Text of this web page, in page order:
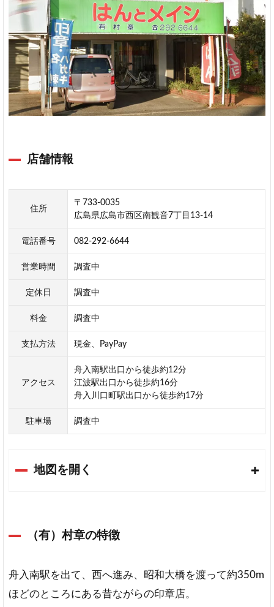
店舗情報
住所
〒733-0035
広島県広島市西区南観音7丁目13-14
電話番号 082-292-6644
営業時間 調査中
定休日 調査中
料金 調査中
支払方法 現金、PayPay
アクセス
舟入南駅出口から徒歩約12分
江波駅出口から徒歩約16分
舟入川口町駅出口から徒歩約17分
駐車場 調査中
地図を開く
（有）村章の特徴
舟入南駅を出て、西へ進み、昭和大橋を渡って約350m
ほどのところにある昔ながらの印章店。